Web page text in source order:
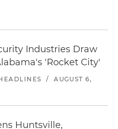
Industries Draw
'Rocket City'
/
AUGUST 6,
Huntsville,